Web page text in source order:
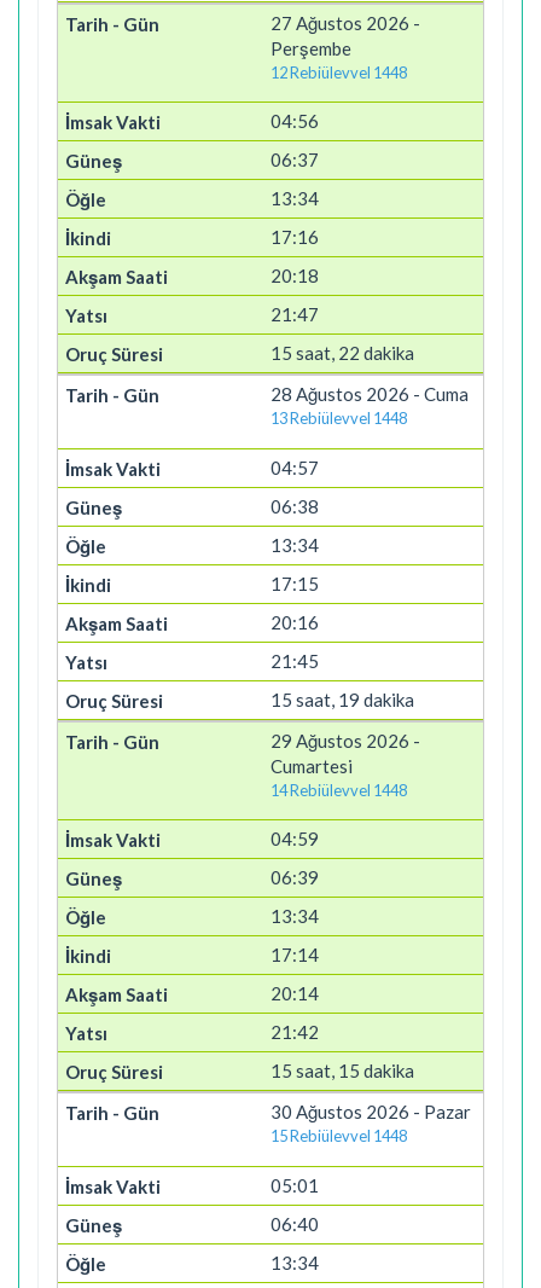
27 Ağustos 2026 -
Perşembe
12 Rebiülevvel 1448
04:56
06:37
13:34
17:16
20:18
21:47
15 saat, 22 dakika
28 Ağustos 2026 - Cuma
13 Rebiülevvel 1448
04:57
06:38
13:34
17:15
20:16
21:45
15 saat, 19 dakika
29 Ağustos 2026 -
Cumartesi
14 Rebiülevvel 1448
04:59
06:39
13:34
17:14
20:14
21:42
15 saat, 15 dakika
30 Ağustos 2026 - Pazar
15 Rebiülevvel 1448
05:01
06:40
13:34